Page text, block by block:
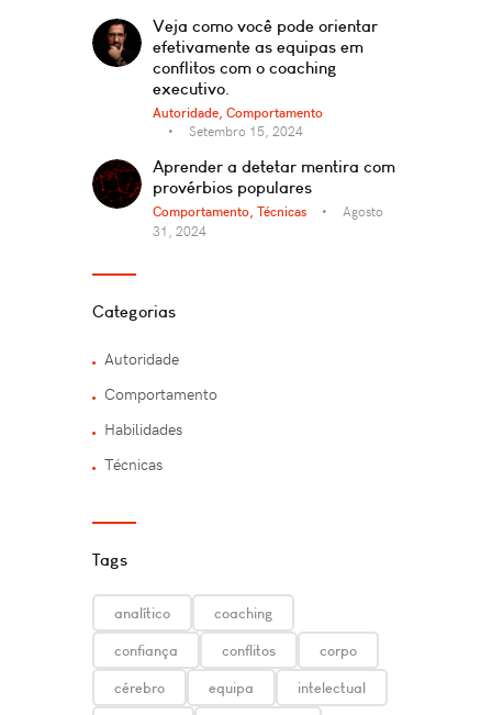
Veja como você pode orientar
efetivamente as equipas em
conflitos com o coaching
executivo.
Autoridade, Comportamento
Setembro 15, 2024
Aprender a detetar mentira com
provérbios populares
Comportamento, Técnicas
Agosto
31, 2024
Categorias
Autoridade
Comportamento
Habilidades
Técnicas
Tags
analítico coaching
confiança conflitos corpo
cérebro equipa intelectual